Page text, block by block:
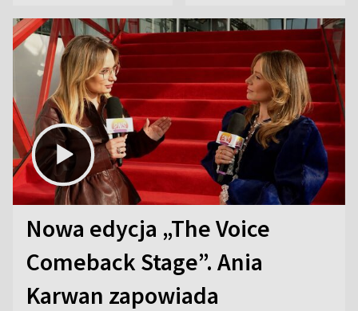
Nowa edycja „The Voice
Comeback Stage”. Ania
Karwan zapowiada